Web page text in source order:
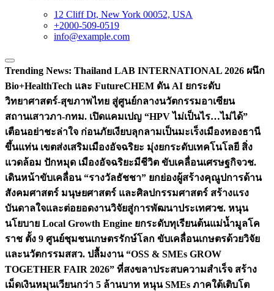
12 Cliff Dt, New York 00052, USA
+2000-509-0519
info@example.com
Trending News: Thailand LAB INTERNATIONAL 2026 ผนึก
Bio+HealthTech และ FutureCHEM ดัน AI ยกระดับ
วิทยาศาสตร์-สุขภาพไทย สู่ศูนย์กลางนวัตกรรมอาเซียน
สถานเสาวภา-กทม. เปิดแคมเปญ “HPV ไม่เป็นไร…ไม่ได้”
เตือนอย่าชะล่าใจ ก่อนภัยเงียบลุกลามเป็นมะเร็งเมืองทองธานี
ขึ้นแท่น เขตส่งเสริมเมืองอัจฉริยะ มุ่งยกระดับเทคโนโลยี สิ่ง
แวดล้อม ปักหมุด เมืองอัจฉริยะมีชีวิต ขับเคลื่อนเศรษฐกิจวช.
เดินหน้าขับเคลื่อน “รางวัลธัชชา” ยกย่องผู้สร้างคุณูปการด้าน
สังคมศาสตร์ มนุษยศาสตร์ และศิลปกรรมศาสตร์ สร้างแรง
บันดาลใจและต่อยอดงานวิจัยสู่การพัฒนาประเทศวช. หนุน
นโยบาย Local Growth Engine ยกระดับทุเรียนต้นแม่น้ำมูลโค
ราช ตั้ง 9 ศูนย์ชุมชนเกษตรรักษ์โลก ขับเคลื่อนเกษตรด้วยวิจัย
และนวัตกรรมสสว. ปลื้มงาน “OSS & SMEs GROW
TOGETHER FAIR 2026” ที่สงขลาประสบความสำเร็จ สร้าง
เม็ดเงินหมุนเวียนกว่า 5 ล้านบาท หนุน SMEs ภาคใต้เติบโต